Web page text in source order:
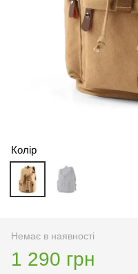
Колір
Немає в наявності
1 290 грн